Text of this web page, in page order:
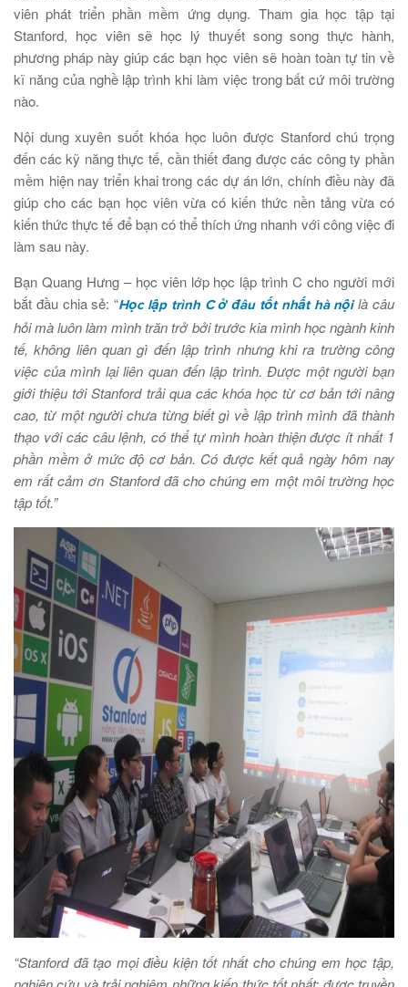
viên phát triển phần mềm ứng dụng. Tham gia học tập tại
Stanford, học viên sẽ học lý thuyết song song thực hành,
phương pháp này giúp các bạn học viên sẽ hoàn toàn tự tin về
kĩ năng của nghề lập trình khi làm việc trong bất cứ môi trường
nào.
Nội dung xuyên suốt khóa học luôn được Stanford chú trọng
đến các kỹ năng thực tế, cần thiết đang được các công ty phần
mềm hiện nay triển khai trong các dự án lớn, chính điều này đã
giúp cho các bạn học viên vừa có kiến thức nền tảng vừa có
kiến thức thực tế để bạn có thể thích ứng nhanh với công việc đi
làm sau này.
Bạn Quang Hưng – học viên lớp học lập trình C cho người mới
bắt đầu chia sẻ: “Học lập trình C ở đâu tốt nhất hà nộilà câu
hỏi mà luôn làm mình trăn trở bởi trước kia mình học ngành kinh
tế, không liên quan gì đến lập trình nhưng khi ra trường công
việc của mình lại liên quan đến lập trình. Được một người bạn
giới thiệu tới Stanford trải qua các khóa học từ cơ bản tới nâng
cao, từ một người chưa từng biết gì về lập trình mình đã thành
thạo với các câu lệnh, có thể tự mình hoàn thiện được ít nhất 1
phần mềm ở mức độ cơ bản. Có được kết quả ngày hôm nay
em rất cảm ơn Stanford đã cho chúng em một môi trường học
tập tốt.”
“Stanford đã tạo mọi điều kiện tốt nhất cho chúng em học tập,